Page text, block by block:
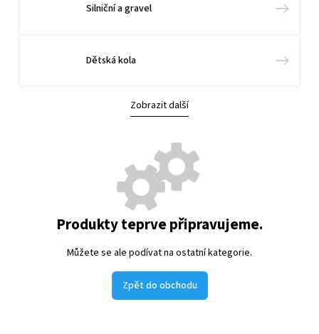
Silniční a gravel
Dětská kola
Zobrazit další
Produkty teprve připravujeme.
Můžete se ale podívat na ostatní kategorie.
Zpět do obchodu